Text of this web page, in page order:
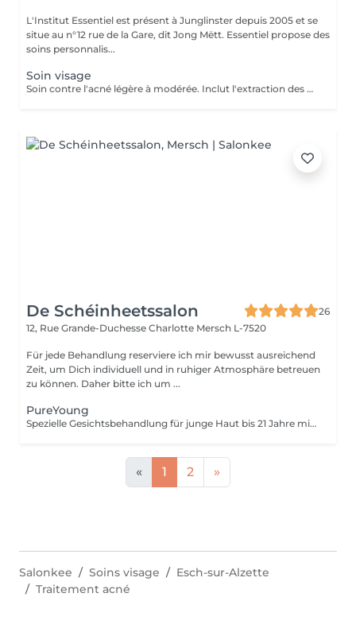
L'Institut Essentiel est présent à Junglinster depuis 2005 et se
situe au n°12 rue de la Gare, dit Jong Mëtt. Essentiel propose des
soins personnalis...
Soin visage
Soin contre l'acné légère à modérée. Inclut l'extraction des comédons, micro kystes, désinfection de pustules et soins adaptés. J'accorde beaucoup d'importance à expliquer les bons gestes à mes jeunes client(e)s afin qu'il prennent conscience de leur peau et prennent les bonnes habitudes. Pour de meilleurs résultats je conseille 1 soin par semaine sur 1 mois. Important: J'accorde autant d'importance à la relaxation et l'intimité de mes jeunes clients. De ce fait aucun accompagnant ne sera autorisé à rester dans la cabine durant le soin Inclut: Nettoyage et extraction de kystes, comédons et pustules. Désinfection et soins purifiants adaptés. Matériel stérilisé et/ou à usage unique.
De Schéinheetssalon
26
12, Rue Grande-Duchesse Charlotte Mersch L-7520
Für jede Behandlung reserviere ich mir bewusst ausreichend
Zeit, um Dich individuell und in ruhiger Atmosphäre betreuen
zu können. Daher bitte ich um ...
PureYoung
Spezielle Gesichtsbehandlung für junge Haut bis 21 Jahre mit Fokus auf gründliche Ausreinigung und Hautklärung.
« 1 2 »
Salonkee Soins visage
Esch-sur-Alzette
Traitement acné